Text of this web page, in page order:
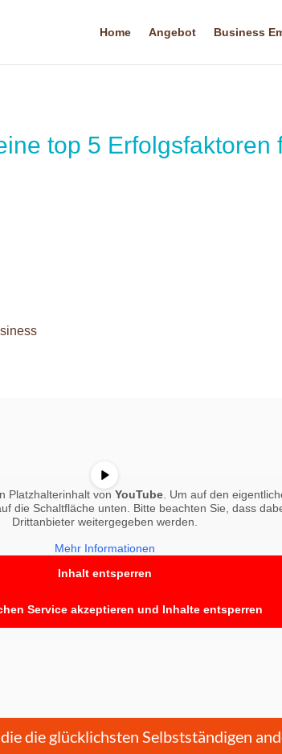
Home Angebot Business
top 5 Erfolgsfaktoren
Platzhalterinhalt von YouTube . Um auf den
die Schaltfläche unten. Bitte beachten Sie, dass
Drittanbieter weitergegeben werden.
Mehr Informationen
Inhalt entsperren
Service akzeptieren und Inhalte entsperren
die glücklichsten Selbstständigen